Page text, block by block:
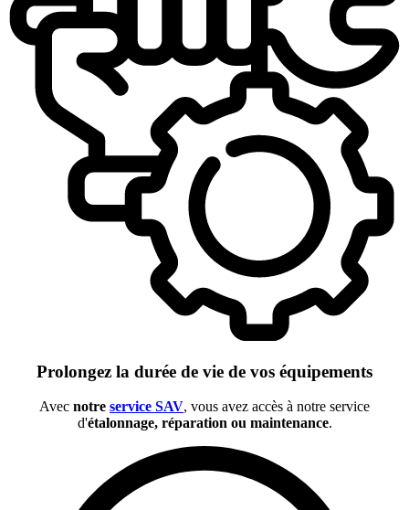
Prolongez la durée de vie de vos équipements
Avec notre service SAV, vous avez accès à notre service
d'étalonnage, réparation ou maintenance.